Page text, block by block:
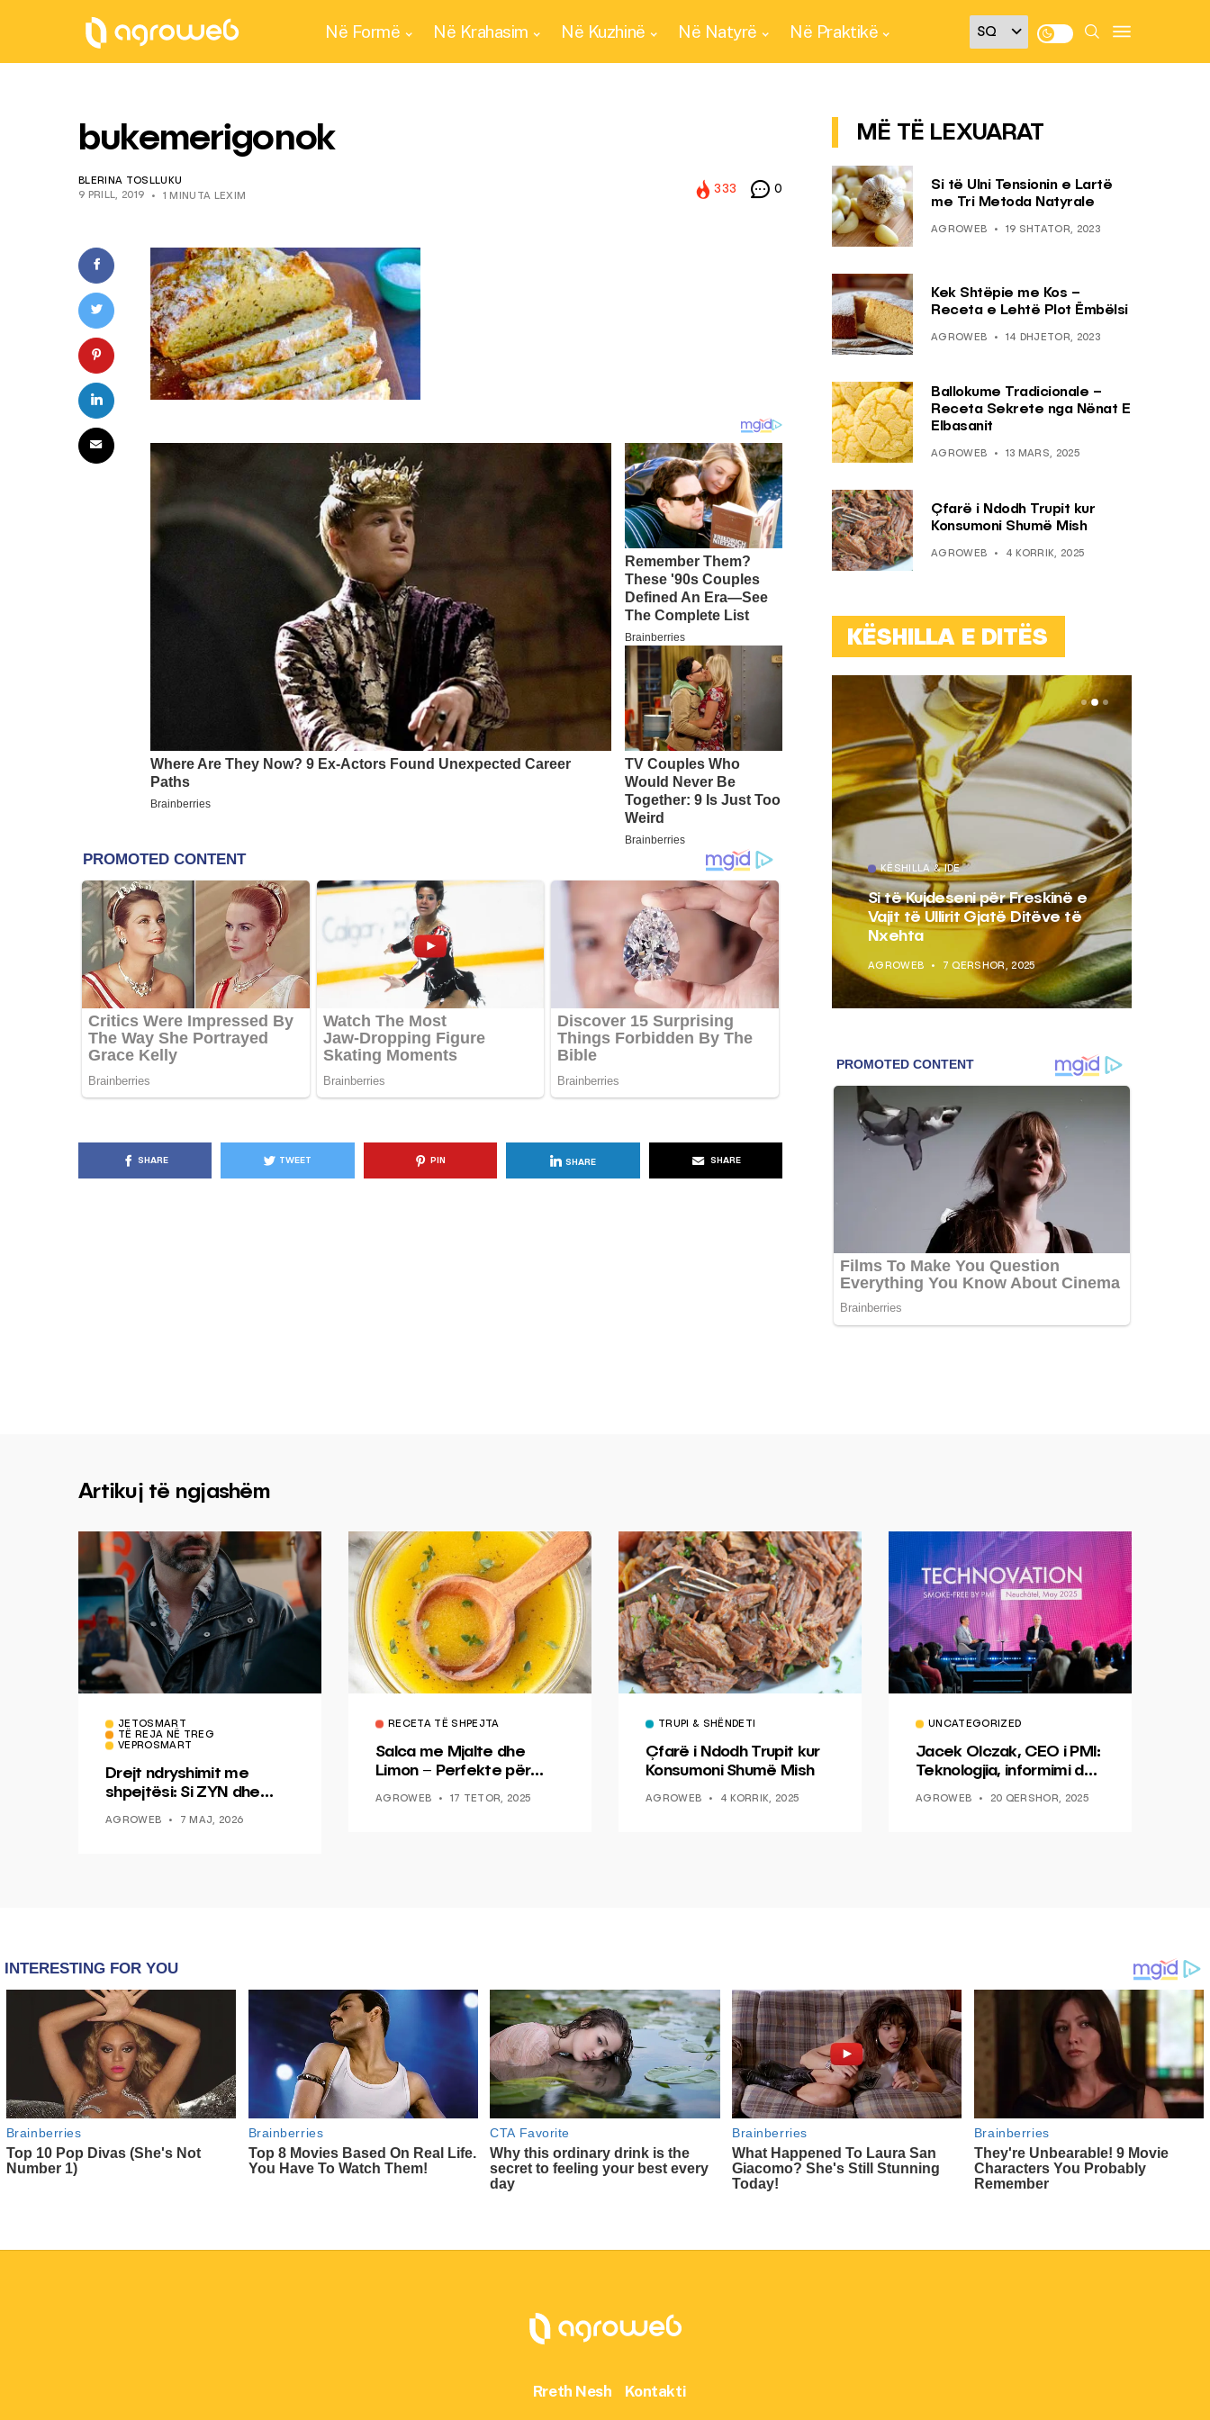
Në Formë Në Krahasim Në Kuzhinë Në Natyrë Në Praktikë
bukemerigonok
BLERINA TOSLLUKU
9 PRILL, 2019
1 MINUTA LEXIM
333 0
SHARE TWEET PIN SHARE SHARE
MË TË LEXUARAT
Si të Ulni Tensionin e Lartë
me Tri Metoda Natyrale
AGROWEB 19 SHTATOR, 2023
Kek Shtëpie me Kos –
Receta e Lehtë Plot Ëmbëlsi
AGROWEB 14 DHJETOR, 2023
Ballokume Tradicionale –
Receta Sekrete nga Nënat E
Elbasanit
AGROWEB 13 MARS, 2025
Çfarë i Ndodh Trupit kur
Konsumoni Shumë Mish
AGROWEB 4 KORRIK, 2025
KËSHILLA E DITËS
Pse Nuk Duhet të Përdorni
Letrën e Aluminit për Ruajtjen
e Ushqimeve
AGROWEB 7 QERSHOR, 2025
Rreziqet dhe Problemet që
Vijnë Nga Akulloret e
Vjetëruara
AGROWEB 10 QERSHOR, 2025
KËSHILLA & IDE
Si të Kujdeseni për Freskinë e
Vajit të Ullirit Gjatë Ditëve të
Nxehta
AGROWEB 7 QERSHOR, 2025
Artikuj të ngjashëm
JETOSMART
TË REJA NË TREG
VEPROSMART
Drejt ndryshimit me
shpejtësi: Si ZYN dhe
epokë të re pa tym
AGROWEB 7 MAJ, 2026
RECETA TË SHPEJTA
Salca me Mjalte dhe
Limon – Perfekte për
AGROWEB 17 TETOR, 2025
TRUPI & SHËNDETI
Çfarë i Ndodh Trupit kur
Konsumoni Shumë Mish
AGROWEB 4 KORRIK, 2025
UNCATEGORIZED
Jacek Olczak, CEO i PMI:
Teknologjia, informimi dhe
AGROWEB 20 QERSHOR, 2025
Rreth Nesh Kontakti